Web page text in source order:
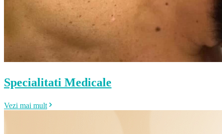
Specialitati Medicale
Vezi mai mult